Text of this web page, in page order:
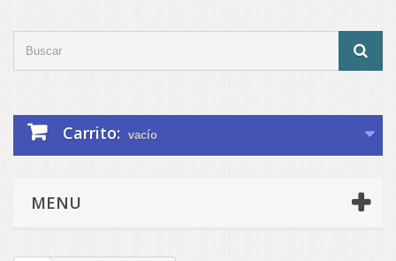
Carrito: vacío
MENU